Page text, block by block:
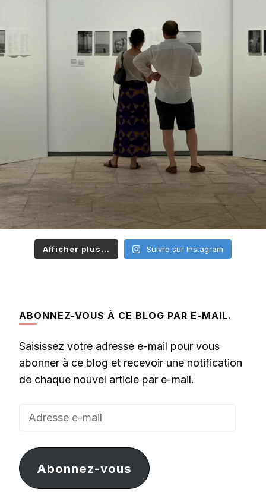
Afficher plus... Suivre sur Instagram
ABONNEZ-VOUS À CE BLOG PAR E-MAIL.
Saisissez votre adresse e-mail pour vous
abonner à ce blog et recevoir une notification
de chaque nouvel article par e-mail.
Adresse
mail
Abonnez-vous